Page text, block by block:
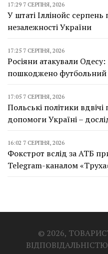
17:29 7 СЕРПНЯ, 2026
У штаті Іллінойс
незалежності України
17:25 7 СЕРПНЯ, 2026
Росіяни атакували
пошкоджено футбольний
17:05 7 СЕРПНЯ, 2026
Польські політики
допомоги Україні –
16:02 7 СЕРПНЯ, 2026
Фокстрот вслід за АТБ
Telegram-каналом
© 2026,